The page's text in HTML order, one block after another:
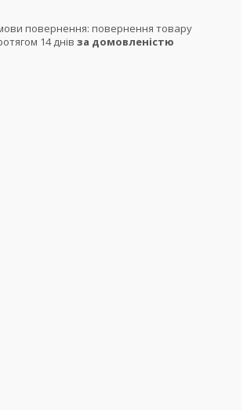
повернення товару
14 днів за домовленістю